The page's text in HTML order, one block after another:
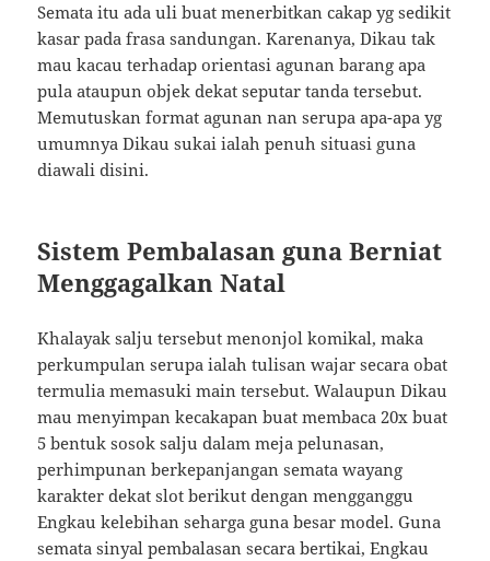
Semata itu ada uli buat menerbitkan cakap yg sedikit
kasar pada frasa sandungan. Karenanya, Dikau tak
mau kacau terhadap orientasi agunan barang apa
pula ataupun objek dekat seputar tanda tersebut.
Memutuskan format agunan nan serupa apa-apa yg
umumnya Dikau sukai ialah penuh situasi guna
diawali disini.
Sistem Pembalasan guna Berniat
Menggagalkan Natal
Khalayak salju tersebut menonjol komikal, maka
perkumpulan serupa ialah tulisan wajar secara obat
termulia memasuki main tersebut. Walaupun Dikau
mau menyimpan kecakapan buat membaca 20x buat
5 bentuk sosok salju dalam meja pelunasan,
perhimpunan berkepanjangan semata wayang
karakter dekat slot berikut dengan mengganggu
Engkau kelebihan seharga guna besar model. Guna
semata sinyal pembalasan secara bertikai, Engkau